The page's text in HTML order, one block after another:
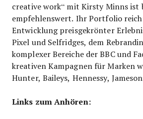
creative work“ mit Kirsty Minns ist
empfehlenswert. Ihr Portfolio
Entwicklung preisgekrönter
Pixel und Selfridges, dem
komplexer Bereiche der BBC und
kreativen Kampagnen für Marken
Hunter, Baileys, Hennessy,
Links zum Anhören: